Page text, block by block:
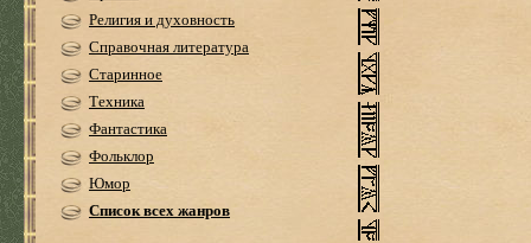
Религия и духовность
Справочная литература
Старинное
Техника
Фантастика
Фольклор
Юмор
Список всех жанров